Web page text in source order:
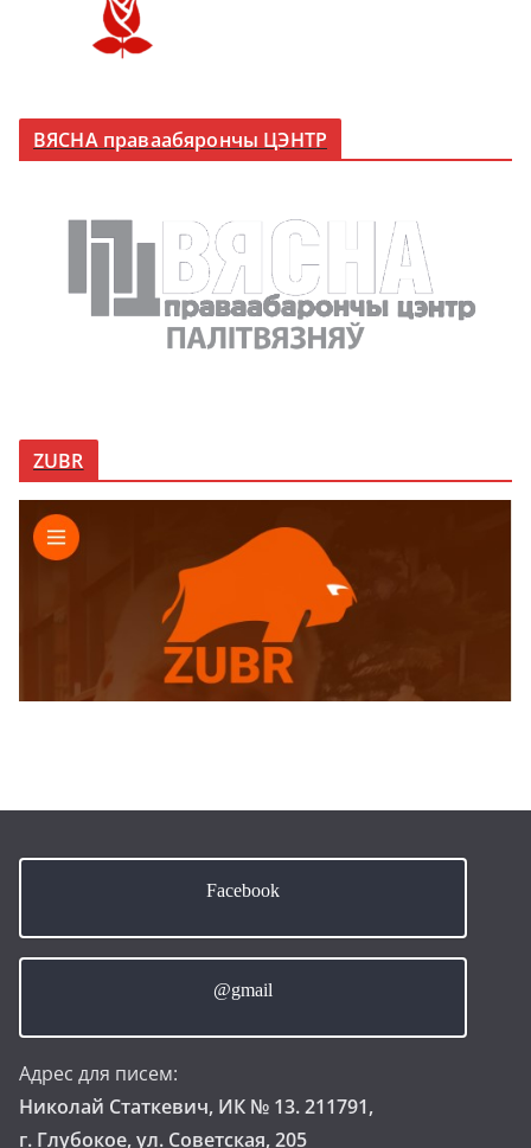
ВЯСНА праваабярончы ЦЭНТР
ZUBR
Facebook
@gmail
Адрес для писем:
Николай Статкевич, ИК № 13. 211791,
г. Глубокое, ул. Советская, 205